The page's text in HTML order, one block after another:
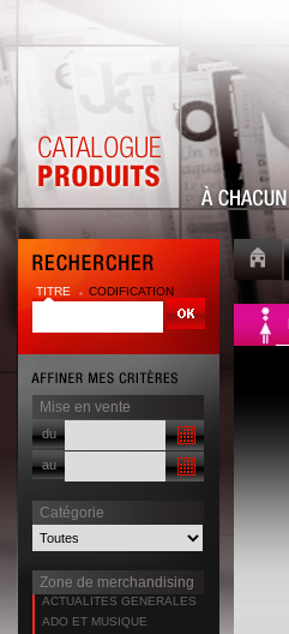
TITRE CODIFICATION
Mise en vente
du
au
Catégorie
Zone de merchandising
ACTUALITES GENERALES
ADO ET MUSIQUE